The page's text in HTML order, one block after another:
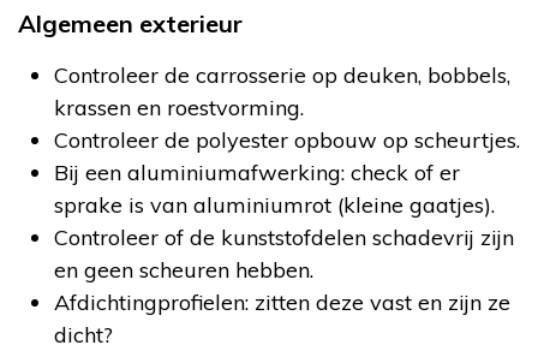
Algemeen exterieur
Controleer de carrosserie op deuken, bobbels,
krassen en roestvorming.
Controleer de polyester opbouw op scheurtjes.
Bij een aluminiumafwerking: check of er
sprake is van aluminiumrot (kleine gaatjes).
Controleer of de kunststofdelen schadevrij zijn
en geen scheuren hebben.
Afdichtingprofielen: zitten deze vast en zijn ze
dicht?